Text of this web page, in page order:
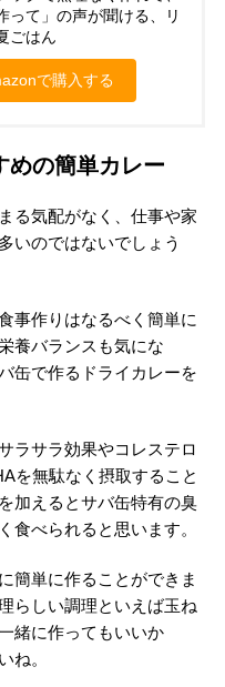
って」の声が聞ける、リ
ごはん
で購入する
めの簡単カレー
る気配がなく、仕事や家
いのではないでしょう
事作りはなるべく簡単に
養バランスも気にな
缶で作るドライカレーを
ラサラ効果やコレステロ
を無駄なく摂取すること
加えるとサバ缶特有の臭
食べられると思います。
簡単に作ることができま
らしい調理といえば玉ね
緒に作ってもいいか
ね。